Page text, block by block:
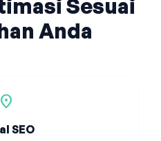
Sesuai
Anda
location_on
SEO